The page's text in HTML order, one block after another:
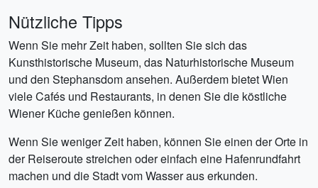
Nützliche Tipps
Wenn Sie mehr Zeit haben, sollten Sie sich das
Kunsthistorische Museum, das Naturhistorische Museum
und den Stephansdom ansehen. Außerdem bietet Wien
viele Cafés und Restaurants, in denen Sie die köstliche
Wiener Küche genießen können.
Wenn Sie weniger Zeit haben, können Sie einen der Orte in
der Reiseroute streichen oder einfach eine Hafenrundfahrt
machen und die Stadt vom Wasser aus erkunden.